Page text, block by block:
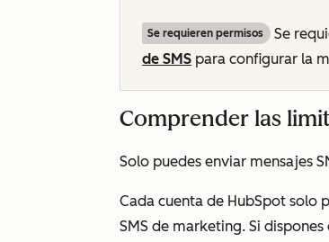
Se requieren permisos Se
de SMS para configurar la
Comprender las
Solo puedes enviar mensajes
Cada cuenta de HubSpot solo
SMS de marketing. Si